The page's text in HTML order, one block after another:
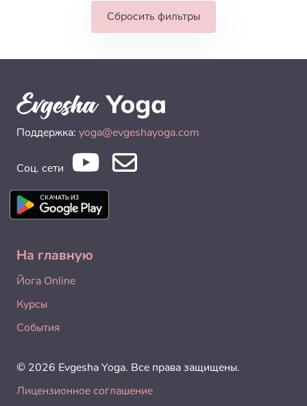
Сбросить фильтры
Поддержка: yoga@evgeshayoga.com
Соц. сети
На главную
Йога Online
Курсы
События
© 2026 Evgesha Yoga. Все права защищены.
Лицензионное соглашение